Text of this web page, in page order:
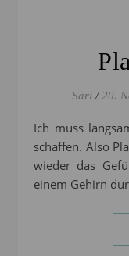
Sari / 20.
Ich muss langsam wirklich mal wieder etwas Platz
schaffen. Also
wieder das
einem Gehirn